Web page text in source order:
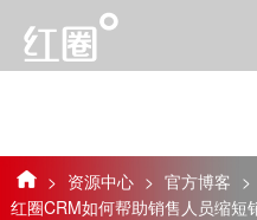
> 资源中心 > 官方博客 >
红圈CRM如何帮助销售人员缩短